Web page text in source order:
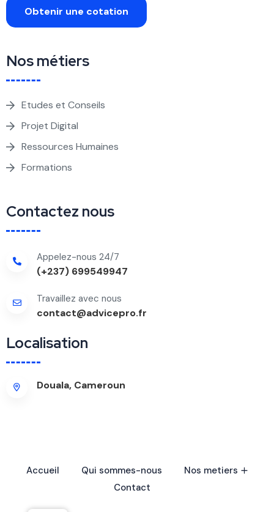
Obtenir une cotation
Nos métiers
Etudes et Conseils
Projet Digital
Ressources Humaines
Formations
Contactez nous
Appelez-nous 24/7
(+237) 699549947
Travaillez avec nous
contact@advicepro.fr
Localisation
Douala, Cameroun
Accueil Qui sommes-nous
Nos metiers
Contact